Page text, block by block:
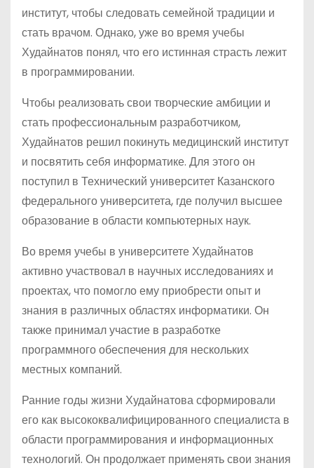
институт, чтобы следовать семейной традиции и
стать врачом. Однако, уже во время учебы
Худайнатов понял, что его истинная страсть лежит
в программировании.
Чтобы реализовать свои творческие амбиции и
стать профессиональным разработчиком,
Худайнатов решил покинуть медицинский институт
и посвятить себя информатике. Для этого он
поступил в Технический университет Казанского
федерального университета, где получил высшее
образование в области компьютерных наук.
Во время учебы в университете Худайнатов
активно участвовал в научных исследованиях и
проектах, что помогло ему приобрести опыт и
знания в различных областях информатики. Он
также принимал участие в разработке
программного обеспечения для нескольких
местных компаний.
Ранние годы жизни Худайнатова сформировали
его как высококвалифицированного специалиста в
области программирования и информационных
технологий. Он продолжает применять свои знания